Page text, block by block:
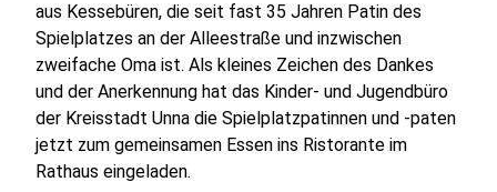
aus Kessebüren, die seit fast 35 Jahren Patin des
Spielplatzes an der Alleestraße und inzwischen
zweifache Oma ist. Als kleines Zeichen des Dankes
und der Anerkennung hat das Kinder- und Jugendbüro
der Kreisstadt Unna die Spielplatzpatinnen und -paten
jetzt zum gemeinsamen Essen ins Ristorante im
Rathaus eingeladen.